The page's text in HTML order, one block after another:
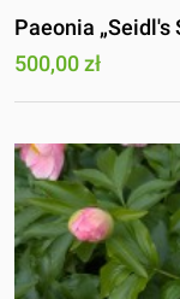
Paeonia „Seidl's
500,00 zł